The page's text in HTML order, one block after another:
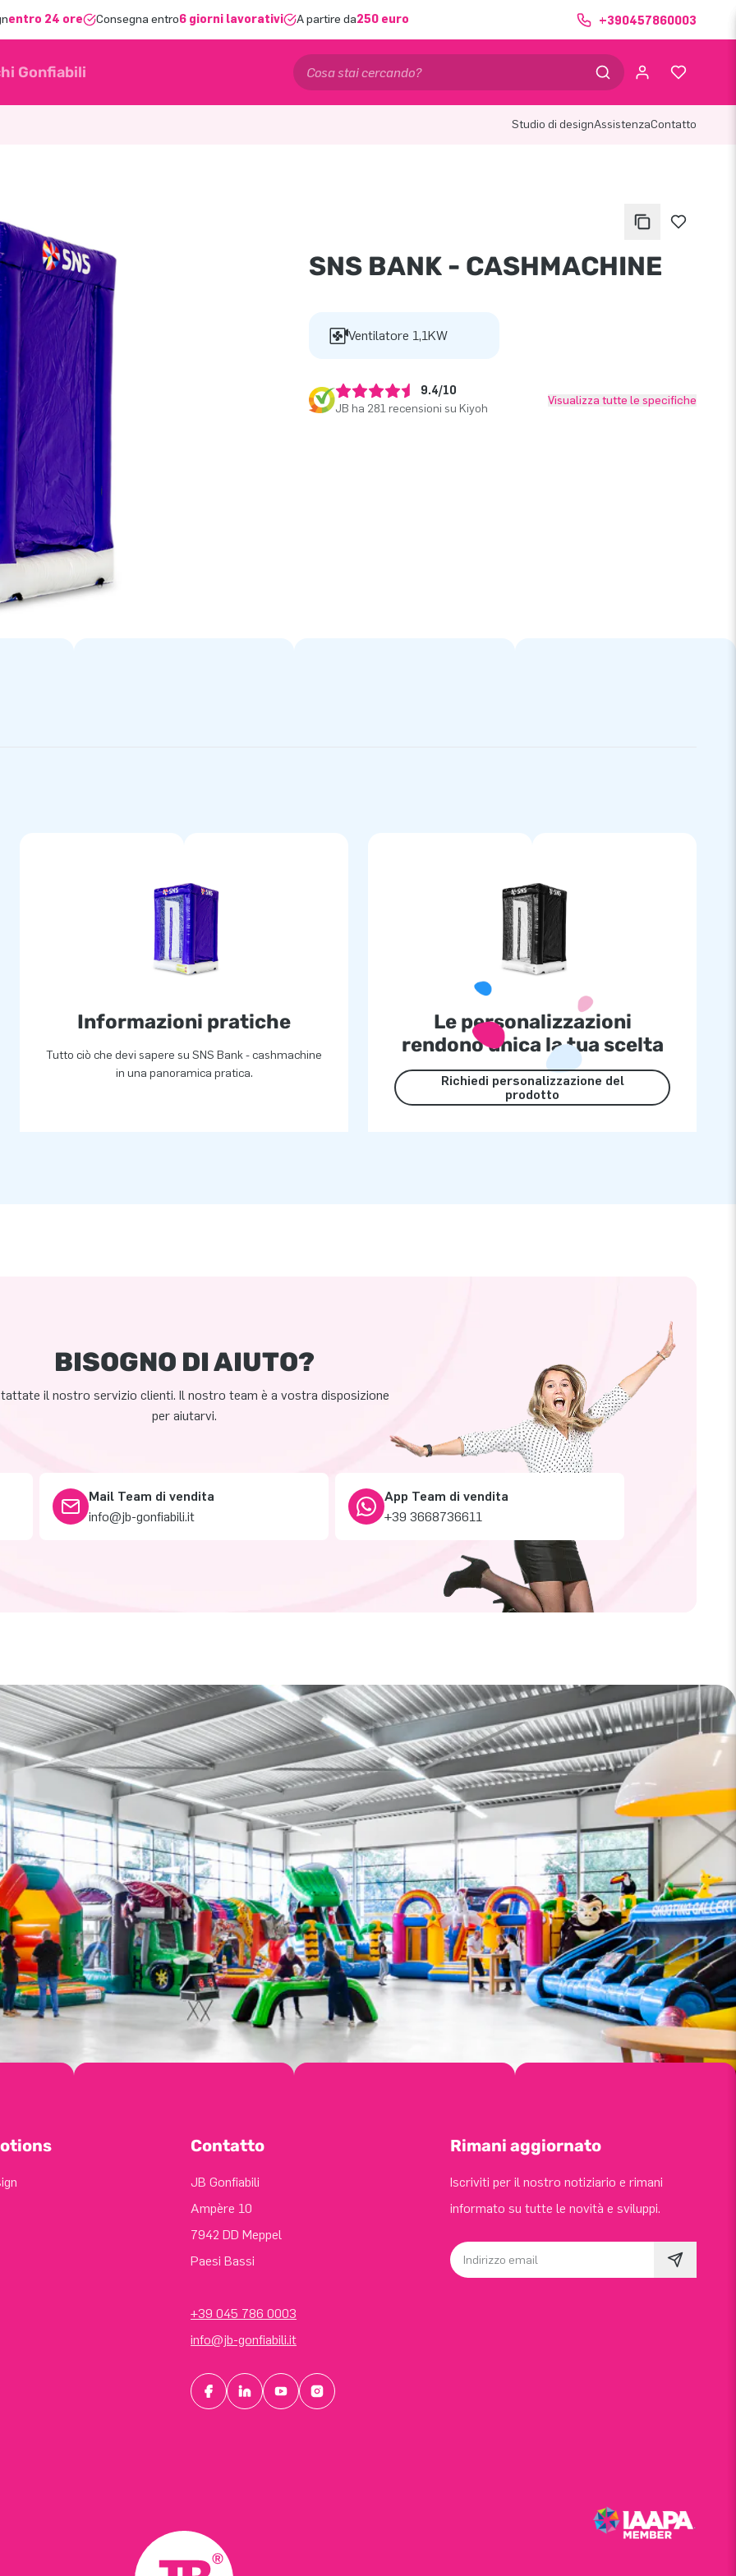
entro 24 ore Consegna entro6 giorni lavorativi A partire da250 euro +390457860003
Gonfiabili
Studio di designAssistenzaContatto
SNS BANK - CASHMACHINE
Ventilatore 1,1KW
9.4/10
JB ha 281 recensioni su Kiyoh
Visualizza tutte le specifiche
Informazioni pratiche
Tutto ciò che devi sapere su SNS Bank - cashmachine
in una panoramica pratica.
Le personalizzazioni
rendono unica la tua scelta
Richiedi personalizzazione del
prodotto
BISOGNO DI AIUTO?
il nostro servizio clienti. Il nostro team è a vostra disposizione
per aiutarvi.
Mail Team di vendita
info@jb-gonfiabili.it
App Team di vendita
+39 3668736611
Contatto
JB Gonfiabili
Ampère 10
7942 DD Meppel
Paesi Bassi
+39 045 786 0003
info@jb-gonfiabili.it
Rimani aggiornato
Iscriviti per il nostro notiziario e rimani
informato su tutte le novità e sviluppi.
Indirizzo email